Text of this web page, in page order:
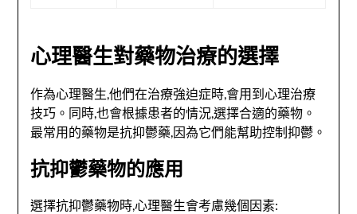
心理醫生對藥物治療的選擇
作為心理醫生,他們在治療強迫症時,會用到心理治療
技巧。同時,也會根據患者的情況,選擇合適的藥物。
最常用的藥物是抗抑鬱藥,因為它們能幫助控制抑鬱。
抗抑鬱藥物的應用
選擇抗抑鬱藥物時,心理醫生會考慮幾個因素: